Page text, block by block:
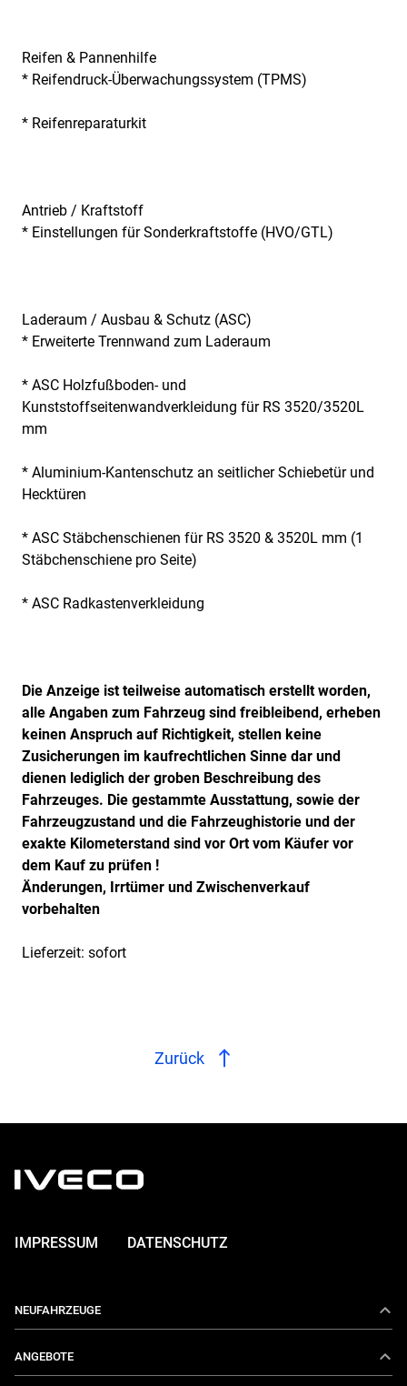
Reifen & Pannenhilfe
* Reifendruck-Überwachungssystem (TPMS)
* Reifenreparaturkit
Antrieb / Kraftstoff
* Einstellungen für Sonderkraftstoffe (HVO/GTL)
Laderaum / Ausbau & Schutz (ASC)
* Erweiterte Trennwand zum Laderaum
* ASC Holzfußboden- und
Kunststoffseitenwandverkleidung für RS 3520/3520L
mm
* Aluminium-Kantenschutz an seitlicher Schiebetür und
Hecktüren
* ASC Stäbchenschienen für RS 3520 & 3520L mm (1
Stäbchenschiene pro Seite)
* ASC Radkastenverkleidung
Die Anzeige ist teilweise automatisch erstellt worden,
alle Angaben zum Fahrzeug sind freibleibend, erheben
keinen Anspruch auf Richtigkeit, stellen keine
Zusicherungen im kaufrechtlichen Sinne dar und
dienen lediglich der groben Beschreibung des
Fahrzeuges. Die gestammte Ausstattung, sowie der
Fahrzeugzustand und die Fahrzeughistorie und der
exakte Kilometerstand sind vor Ort vom Käufer vor
dem Kauf zu prüfen !
Änderungen, Irrtümer und Zwischenverkauf
vorbehalten
Lieferzeit: sofort
Zurück
IMPRESSUM DATENSCHUTZ
NEUFAHRZEUGE
Daily
ANGEBOTE